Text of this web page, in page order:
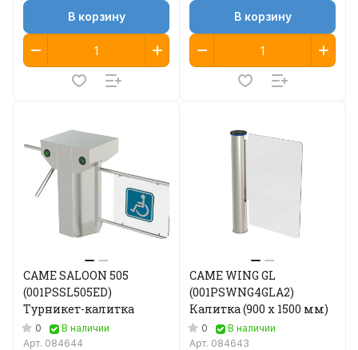
В корзину В корзину
CAME SALOON 505
(001PSSL505ED)
Турникет-калитка
0
В наличии
Арт. 084644
CAME WING GL
(001PSWNG4GLA2)
Калитка (900 x 1500 мм)
0
В наличии
Арт. 084643